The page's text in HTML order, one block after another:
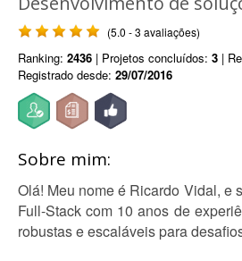
(5.0 - 3 avaliações)
Ranking: 2436 | Projetos concluídos: 3 |
Registrado desde: 29/07/2016
Sobre mim:
Olá! Meu nome é Ricardo Vidal, e
Full-Stack com 10 anos de
robustas e escaláveis para